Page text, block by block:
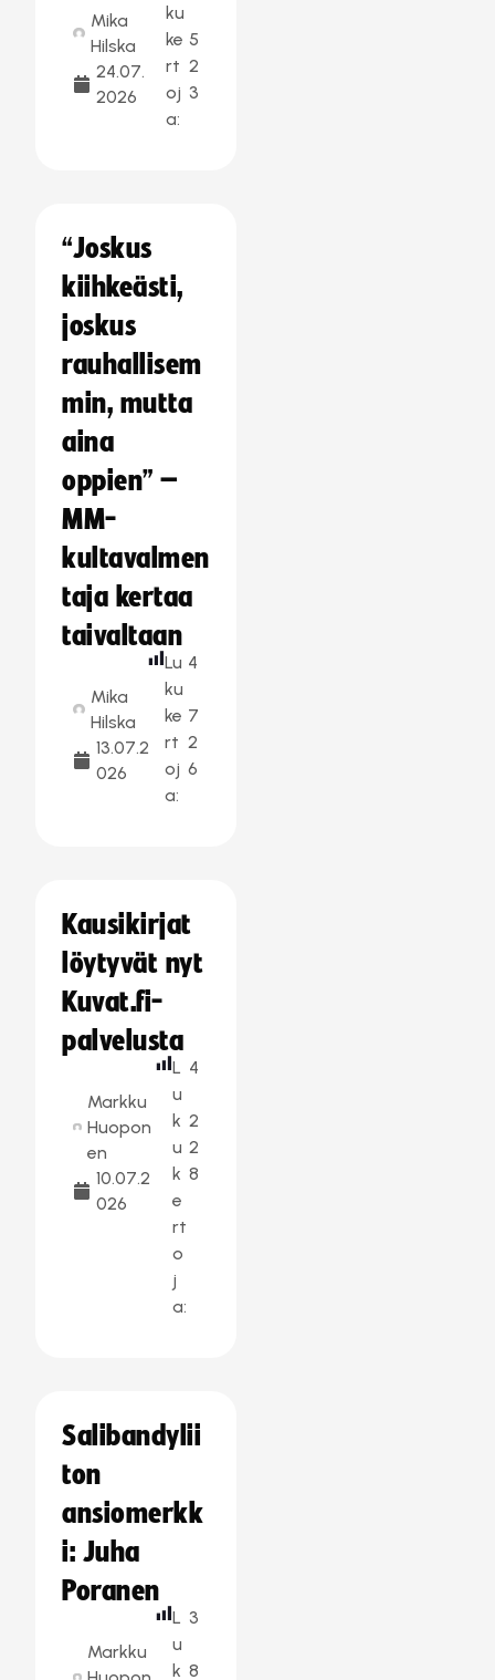
Mika
Hilska
24.07.
2026
ku
ke
rt
oj
a:
5
2
3
“Joskus
kiihkeästi,
joskus
rauhallisem
min, mutta
aina
oppien” –
MM-
kultavalmen
taja kertaa
taivaltaan
Mika
Hilska
13.07.2
026
Lu
ku
ke
rt
oj
a:
4
7
2
6
Kausikirjat
löytyvät nyt
Kuvat.fi-
palvelusta
Markku
Huopon
en
10.07.2
026
L
u
k
u
k
e
rt
o
j
a:
4
2
2
8
Salibandylii
ton
ansiomerkk
i: Juha
Poranen
Markku
L
u
k
3
8